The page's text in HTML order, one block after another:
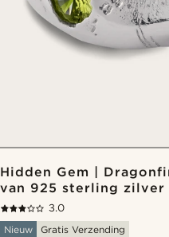
Hidden Gem |
van 925 sterling zilver
3.0
Nieuw
Gratis Verzending